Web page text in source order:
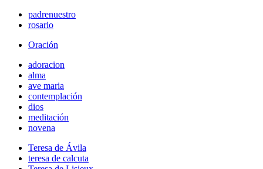
padrenuestro
rosario
Oración
adoracion
alma
ave maria
contemplación
dios
meditación
novena
Teresa de Ávila
teresa de calcuta